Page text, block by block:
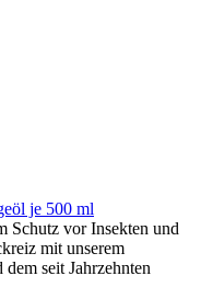
je 500 ml
Schutz vor Insekten und
mit unserem
seit Jahrzehnten